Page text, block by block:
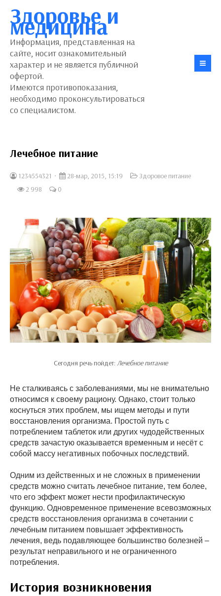
Здоровье и
медицина
Информация, представленная на
сайте, носит ознакомительный
характер и не является публичной
офертой.
Имеются противопоказания,
необходимо проконсультироваться
со специалистом.
Лечебное питание
1234554321 28-мар, 2015, 15:19
Здоровое питание
2 998
0
Сегодня речь пойдет:Лечебное питание
Не сталкиваясь с заболеваниями, мы не внимательно
относимся к своему рациону. Однако, стоит только
коснуться этих проблем, мы ищем методы и пути
восстановления организма. Простой путь с
потреблением таблеток или других чудодейственных
средств зачастую оказывается временным и несёт с
собой массу негативных побочных последствий.
Одним из действенных и не сложных в применении
средств можно считать лечебное питание, тем более,
что его эффект может нести профилактическую
функцию. Одновременное применение всевозможных
средств восстановления организма в сочетании с
лечебным питанием повышает эффективность
лечения, ведь подавляющее большинство болезней –
результат неправильного и не ограниченного
потребления.
История возникновения